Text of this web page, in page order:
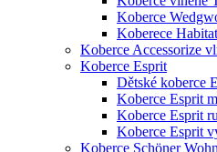
Koberce
Koberece
Koberce Accessorize
Koberce Esprit
Dětské koberce
Koberce Esprit
Koberce Esprit
Koberce Esprit
Koberce Schöner